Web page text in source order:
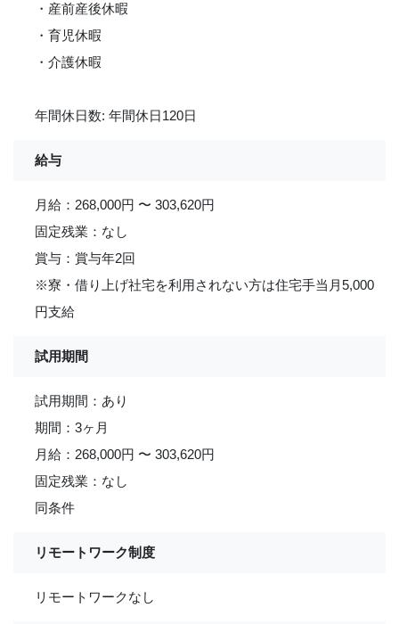
・産前産後休暇
・育児休暇
・介護休暇
年間休日数: 年間休日120日
給与
月給：268,000円 〜 303,620円
固定残業：なし
賞与：賞与年2回
※寮・借り上げ社宅を利用されない方は住宅手当月5,000
円支給
試用期間
試用期間：あり
期間：3ヶ月
月給：268,000円 〜 303,620円
固定残業：なし
同条件
リモートワーク制度
リモートワークなし